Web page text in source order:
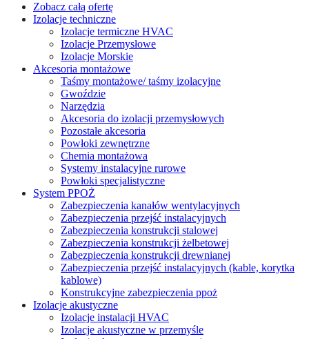
Zobacz całą ofertę
Izolacje techniczne
Izolacje termiczne HVAC
Izolacje Przemysłowe
Izolacje Morskie
Akcesoria montażowe
Taśmy montażowe/ taśmy izolacyjne
Gwoździe
Narzędzia
Akcesoria do izolacji przemysłowych
Pozostałe akcesoria
Powłoki zewnętrzne
Chemia montażowa
Systemy instalacyjne rurowe
Powłoki specjalistyczne
System PPOŻ
Zabezpieczenia kanałów wentylacyjnych
Zabezpieczenia przejść instalacyjnych
Zabezpieczenia konstrukcji stalowej
Zabezpieczenia konstrukcji żelbetowej
Zabezpieczenia konstrukcji drewnianej
Zabezpieczenia przejść instalacyjnych (kable, korytka
kablowe)
Konstrukcyjne zabezpieczenia ppoż
Izolacje akustyczne
Izolacje instalacji HVAC
Izolacje akustyczne w przemyśle